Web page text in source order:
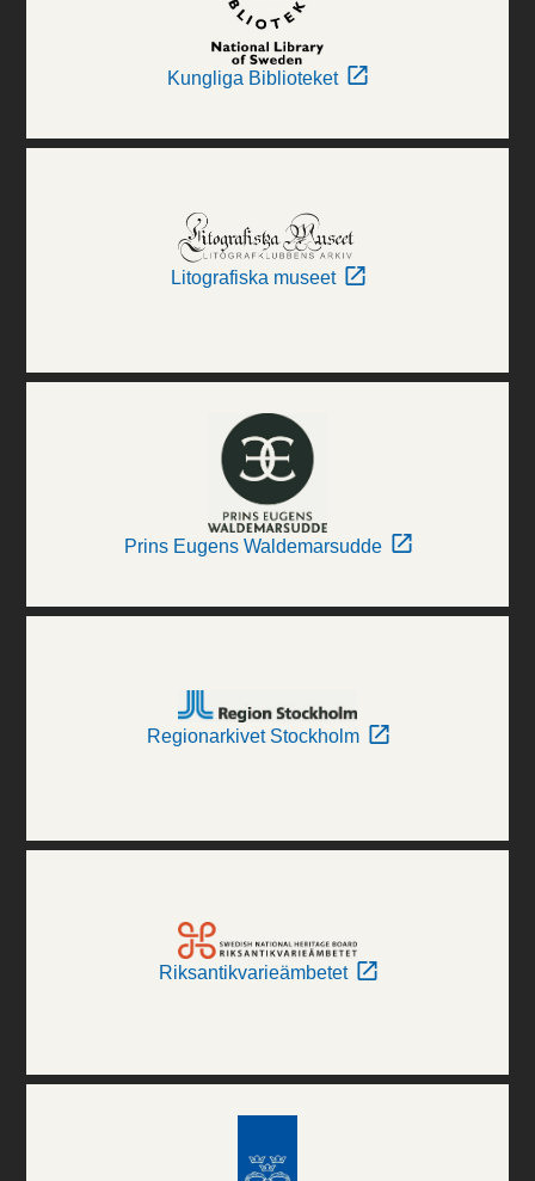
Kungliga Biblioteket
Litografiska museet
Prins Eugens Waldemarsudde
Regionarkivet Stockholm
Riksantikvarieämbetet